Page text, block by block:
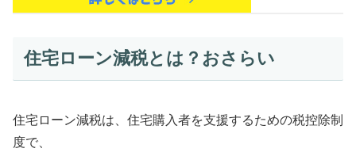
住宅ローン減税とは？おさらい
住宅ローン減税は、住宅購入者を支援するための税控除制
度で、